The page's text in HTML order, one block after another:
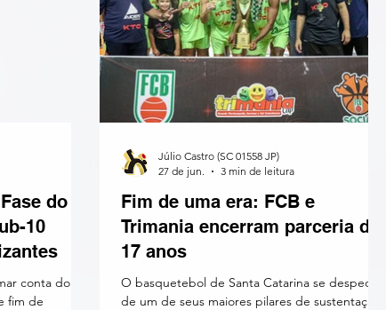
do
10
conta do
fim de
Fim de uma era: FCB e
Trimania encerram parceria de
17 anos
O basquetebol de Santa Catarina se despede
de um de seus maiores pilares de sustentação
Júlio Castro (SC 01558 JP)
27 de jun.
3 min de leitura